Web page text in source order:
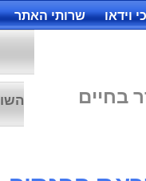
שרותי האתר וידאו
בחיים